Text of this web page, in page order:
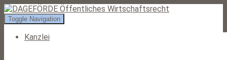
Toggle Navigation
Kanzlei